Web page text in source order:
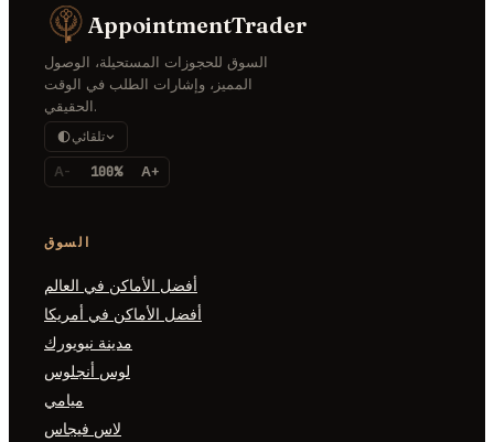
AppointmentTrader
السوق للحجوزات المستحيلة، الوصول
المميز، وإشارات الطلب في الوقت
الحقيقي.
تلقائي
A- 100% A+
السوق
أفضل الأماكن في العالم
أفضل الأماكن في أمريكا
مدينة نيويورك
لوس أنجلوس
ميامي
لاس فيجاس